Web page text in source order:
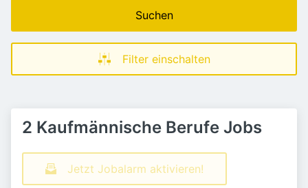
Suchen
Filter einschalten
2 Kaufmännische Berufe Jobs
Jetzt Jobalarm aktivieren!